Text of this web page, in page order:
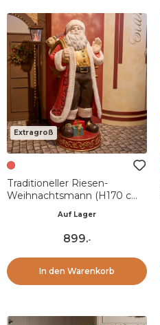
Extragroß
Traditioneller Riesen-
Weihnachtsmann (H170 cm)
Auf Lager
899.-
In den Warenkorb